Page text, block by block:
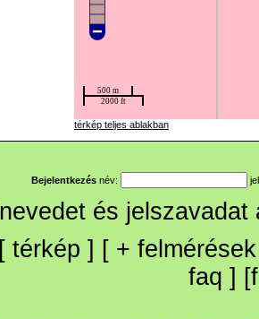
térkép teljes ablakban
Bejelentkezés név:
és
térkép ] [ + felmérések
faq ] [